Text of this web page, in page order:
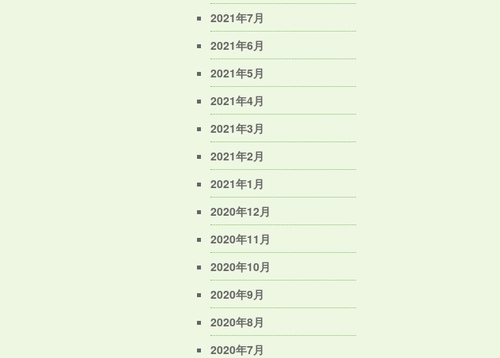
2021年7月
2021年6月
2021年5月
2021年4月
2021年3月
2021年2月
2021年1月
2020年12月
2020年11月
2020年10月
2020年9月
2020年8月
2020年7月